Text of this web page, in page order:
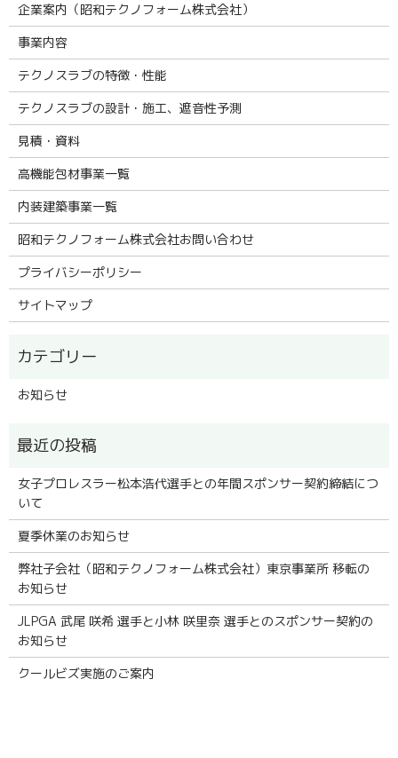
企業案内（昭和テクノフォーム株式会社）
事業内容
テクノスラブの特徴・性能
テクノスラブの設計・施工、遮音性予測
見積・資料
高機能包材事業一覧
内装建築事業一覧
昭和テクノフォーム株式会社お問い合わせ
プライバシーポリシー
サイトマップ
お知らせ
女子プロレスラー松本浩代選手との年間スポンサー契約締結につ
いて
夏季休業のお知らせ
弊社子会社（昭和テクノフォーム株式会社）東京事業所 移転の
お知らせ
JLPGA 武尾 咲希 選手と小林 咲里奈 選手とのスポンサー契約の
お知らせ
クールビズ実施のご案内